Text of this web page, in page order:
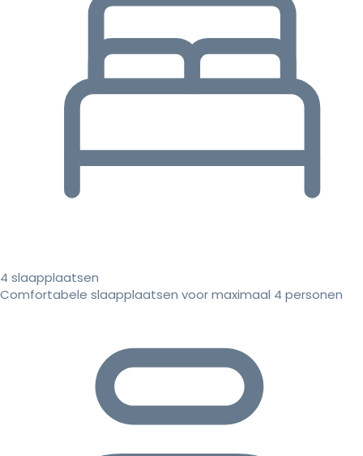
4 slaapplaatsen
Comfortabele slaapplaatsen voor maximaal 4 personen